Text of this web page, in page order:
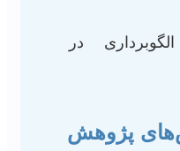
در
پژوهش